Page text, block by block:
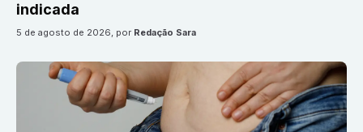
indicada
5 de agosto de 2026, por Redação Sara